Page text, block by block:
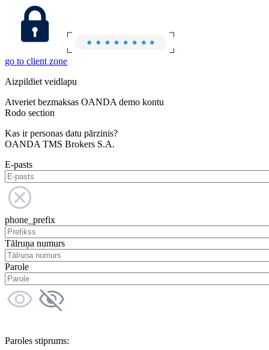
go to client zone
Aizpildiet veidlapu
Atveriet bezmaksas OANDA demo kontu
Rodo section
Kas ir personas datu pārzinis?
OANDA TMS Brokers S.A.
E-pasts
phone_prefix
Tālruņa numurs
Parole
Paroles stiprums: